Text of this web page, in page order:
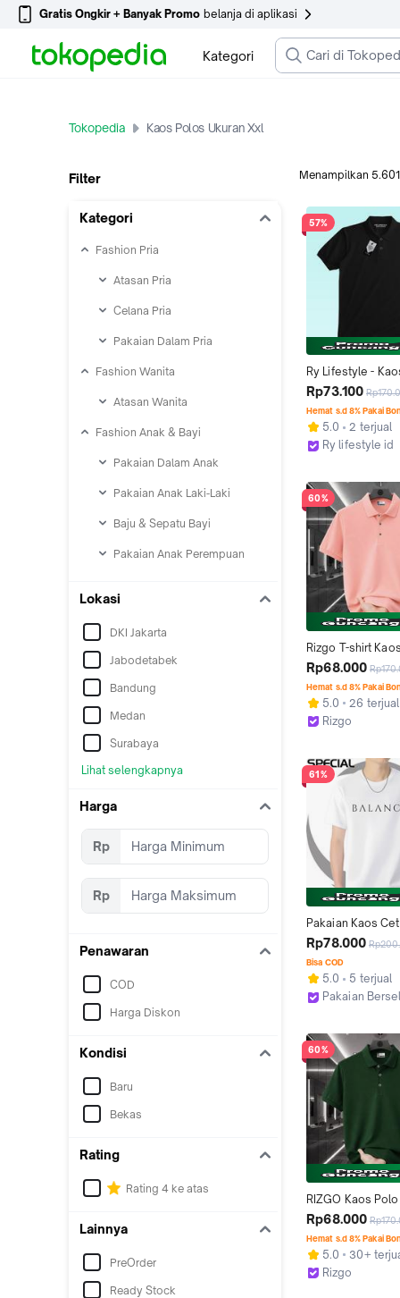
Gratis Ongkir + Banyak Promo belanja di aplikasi
Kategori
Tokopedia Kaos Polos Ukuran Xxl
Filter
Kategori
Fashion Pria
Atasan Pria
Celana Pria
Pakaian Dalam Pria
Fashion Wanita
Atasan Wanita
Fashion Anak & Bayi
Pakaian Dalam Anak
Pakaian Anak Laki-Laki
Baju & Sepatu Bayi
Pakaian Anak Perempuan
Lokasi
DKI Jakarta
Jabodetabek
Bandung
Medan
Surabaya
Lihat selengkapnya
Harga
Rp
Rp
Penawaran
COD
Harga Diskon
Kondisi
Baru
Bekas
Rating
Rating 4 ke atas
Lainnya
PreOrder
Ready Stock
Menampilkan 5.601
57%
Ry Lifestyle -
Casual Polo Pria
| Kaos Unisex
XL XXL Warna
Nyaman
Rp73.100
Hemat s.d 8% Pakai
5.0
2 terjual
Ry lifestyle id
60%
Rizgo T-shirt
Shirt Polos Pria
Ukuran S M L XL
Pilihan Warna
Premiun Quality
Kerah Keren
Rp68.000
Hemat s.d 8% Pakai
5.0
26 terjual
Rizgo
61%
Pakaian Kaos
Sederhana Korea
Nyaman Unisex
Hitam Polos
Baju Distro
Rp78.000
Bisa COD
5.0
5 terjual
Pakaian
60%
RIZGO Kaos
Polos Unisex
Pique Distro
XL XXL Banyak
Warna Hijau Botol
Quality Size Lokal
Rp68.000
Hemat s.d 8% Pakai
5.0
30+
Rizgo